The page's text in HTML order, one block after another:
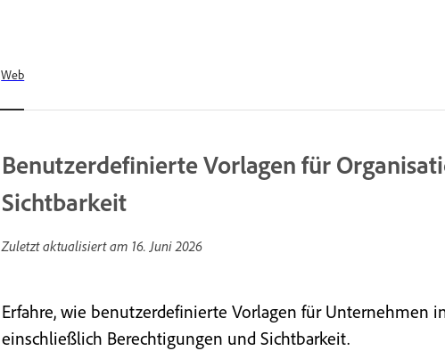
Web
Benutzerdefinierte Vorlagen für
Sichtbarkeit
Zuletzt aktualisiert am 16. Juni 2026
Erfahre, wie benutzerdefinierte Vorlagen für Unternehmen
einschließlich Berechtigungen und Sichtbarkeit.